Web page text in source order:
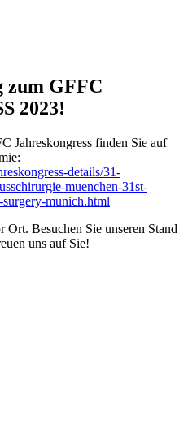
zum GFFC
2023!
Jahreskongress finden Sie auf
details/31-
muenchen-31st-
munich.html
Besuchen Sie unseren Stand
uns auf Sie!